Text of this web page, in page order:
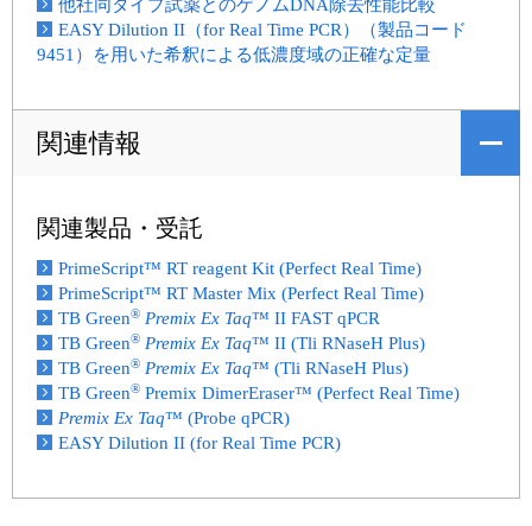
他社同タイプ試薬とのゲノムDNA除去性能比較
EASY Dilution II（for Real Time PCR）（製品コード
9451）を用いた希釈による低濃度域の正確な定量
関連情報
関連製品・受託
PrimeScript™ RT reagent Kit (Perfect Real Time)
PrimeScript™ RT Master Mix (Perfect Real Time)
TB Green® Premix Ex Taq™ II FAST qPCR
TB Green® Premix Ex Taq™ II (Tli RNaseH Plus)
TB Green® Premix Ex Taq™ (Tli RNaseH Plus)
TB Green® Premix DimerEraser™ (Perfect Real Time)
Premix Ex Taq™ (Probe qPCR)
EASY Dilution II (for Real Time PCR)